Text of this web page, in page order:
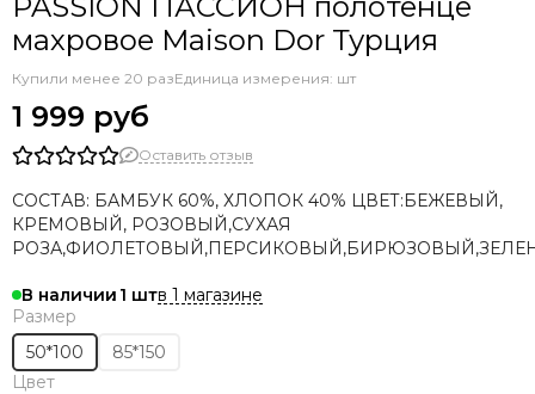
махровое Maison Dor Турция
Купили менее 20 разЕдиница измерения: шт
1 999 руб
Оставить отзыв
СОСТАВ: БАМБУК 60%, ХЛОПОК 40% ЦВЕТ:БЕЖЕВЫЙ,
КРЕМОВЫЙ, РОЗОВЫЙ,СУХАЯ
В наличии 1
в 1 магазине
Размер
50*100
85*150
Цвет